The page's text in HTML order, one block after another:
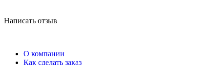
Написать отзыв
О компании
Как сделать заказ